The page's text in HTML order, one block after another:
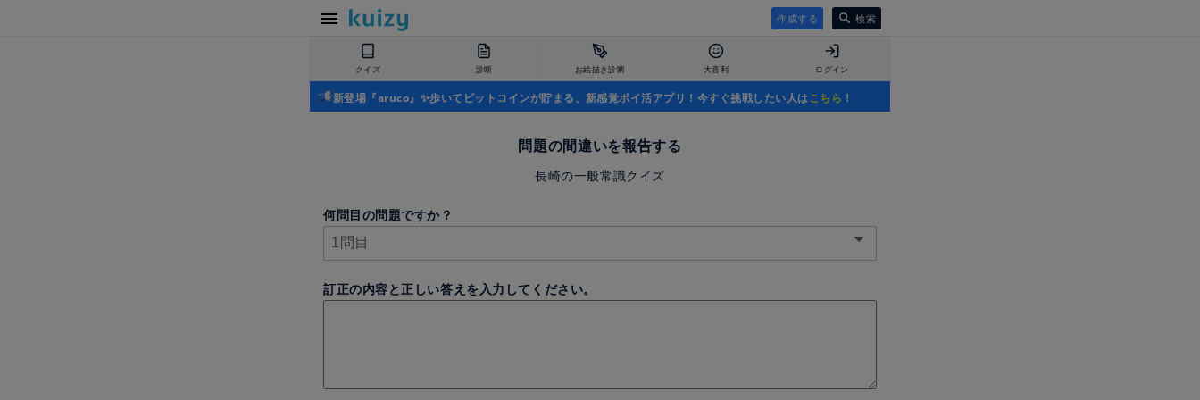
作成する 検索
クイズ 診断 お絵描き診断 大喜利 ログイン
新登場『aruco』✨歩いてビットコインが貯まる、新感覚ポイ活アプリ！今すぐ挑戦したい人はこちら ！
問題の間違いを報告する
長崎の一般常識クイズ
何問目の問題ですか？
訂正の内容と正しい答えを入力してください。